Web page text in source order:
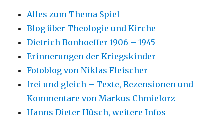
Alles zum Thema Spiel
Blog über Theologie und Kirche
Dietrich Bonhoeffer 1906 – 1945
Erinnerungen der Kriegskinder
Fotoblog von Niklas Fleischer
frei und gleich – Texte, Rezensionen und
Kommentare von Markus Chmielorz
Hanns Dieter Hüsch, weitere Infos